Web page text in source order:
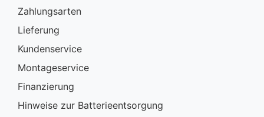
Zahlungsarten
Lieferung
Kundenservice
Montageservice
Finanzierung
Hinweise zur Batterieentsorgung